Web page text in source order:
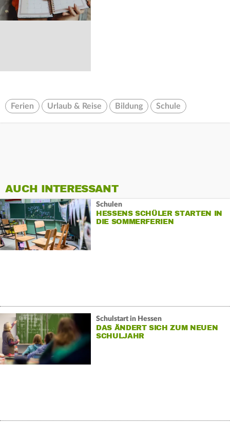
Ferien Urlaub & Reise Bildung Schule
AUCH INTERESSANT
Schulen
HESSENS SCHÜLER STARTEN IN
DIE SOMMERFERIEN
Schulstart in Hessen
DAS ÄNDERT SICH ZUM NEUEN
SCHULJAHR